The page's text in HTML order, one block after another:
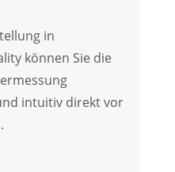
in
können Sie die
intuitiv direkt vor